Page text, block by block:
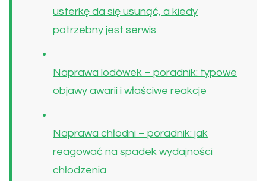
usterkę da się usunąć, a kiedy
potrzebny jest serwis
Naprawa lodówek – poradnik: typowe
objawy awarii i właściwe reakcje
Naprawa chłodni – poradnik: jak
reagować na spadek wydajności
chłodzenia